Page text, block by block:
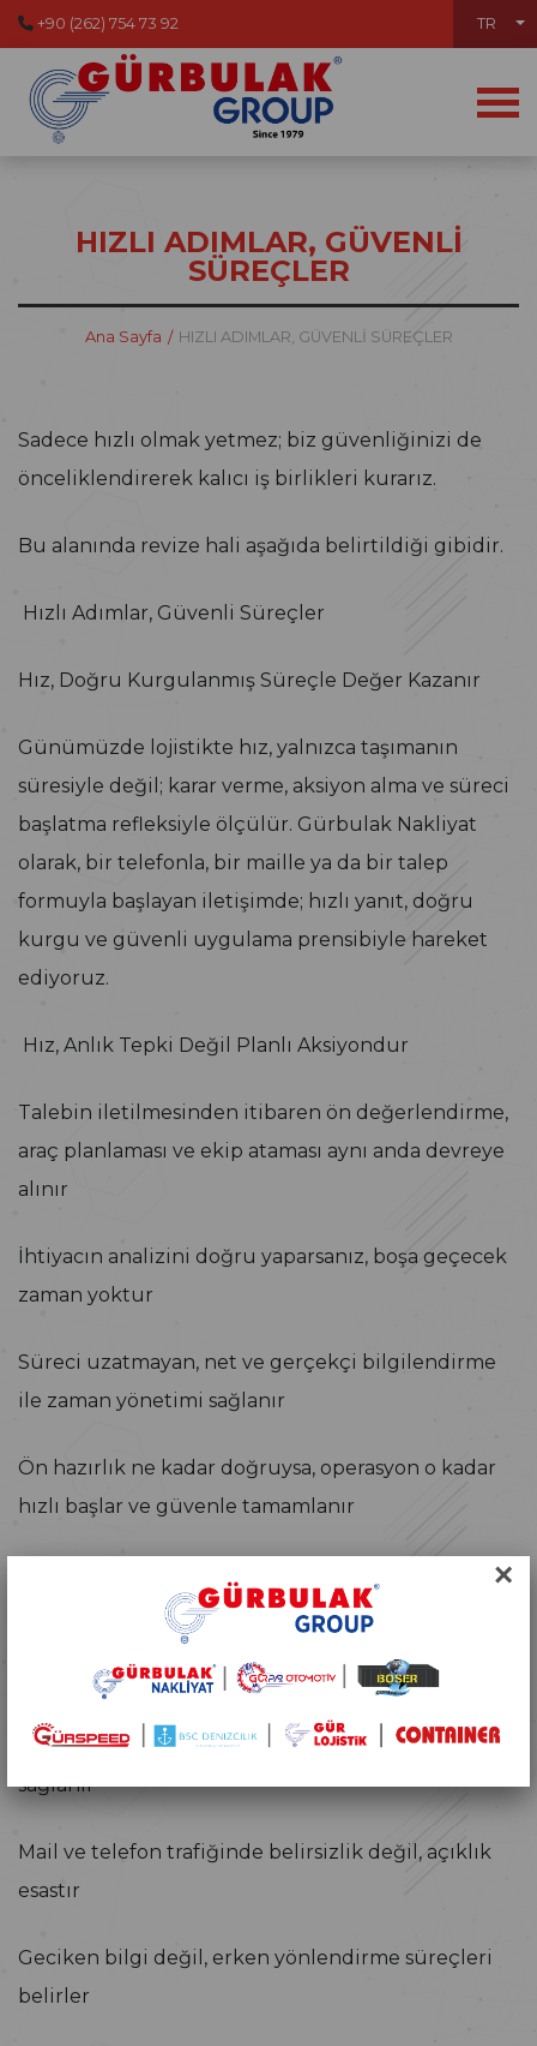
×
+90 (262) 754 73 92 TR
HIZLI ADIMLAR, GÜVENLİ
SÜREÇLER
Ana Sayfa HIZLI ADIMLAR, GÜVENLİ SÜREÇLER
Sadece hızlı olmak yetmez; biz güvenliğinizi de
önceliklendirerek kalıcı iş birlikleri kurarız.
Bu alanında revize hali aşağıda belirtildiği gibidir.
Hızlı Adımlar, Güvenli Süreçler
Hız, Doğru Kurgulanmış Süreçle Değer Kazanır
Günümüzde lojistikte hız, yalnızca taşımanın
süresiyle değil; karar verme, aksiyon alma ve süreci
başlatma refleksiyle ölçülür. Gürbulak Nakliyat
olarak, bir telefonla, bir maille ya da bir talep
formuyla başlayan iletişimde; hızlı yanıt, doğru
kurgu ve güvenli uygulama prensibiyle hareket
ediyoruz.
Hız, Anlık Tepki Değil Planlı Aksiyondur
Talebin iletilmesinden itibaren ön değerlendirme,
araç planlaması ve ekip ataması aynı anda devreye
alınır
İhtiyacın analizini doğru yaparsanız, boşa geçecek
zaman yoktur
Süreci uzatmayan, net ve gerçekçi bilgilendirme
ile zaman yönetimi sağlanır
Ön hazırlık ne kadar doğruysa, operasyon o kadar
hızlı başlar ve güvenle tamamlanır
“Doğru kurgulanmış bir operasyonun hızı, tesadüf
değil sistemdir.”
Bir Cevabın Ardındaki Etki
Her talebe olumlu/olumsuz net ve hızlı geri dönüş
sağlanır
Mail ve telefon trafiğinde belirsizlik değil, açıklık
esastır
Geciken bilgi değil, erken yönlendirme süreçleri
belirler